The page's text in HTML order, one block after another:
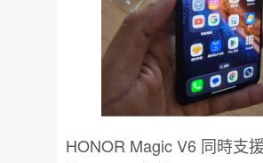
HONOR Magic V6 同時支